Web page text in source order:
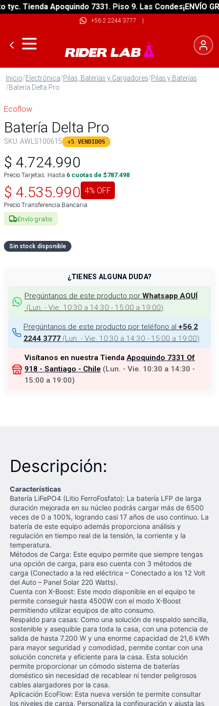
Tienda Apoquindo 7331. Piso 9. Las Condes¡ENVÍO
+56 2 2244 3777 |
Inicio/Electrónica/Pilas, Baterías y Cargadores/Pilas y Baterías
/Batería Delta Pro
Ecoflow
Batería Delta Pro
SKU: AWLS100615 +5 VENDIDOS
$ 4.724.990
Precio Tarjetas: Hasta 6 cuotas de $787.498
$ 4.535.990 4% OFF
Precio Transferencia Bancaria
Envío gratis
Sin stock disponible
¿TIENES ALGUNA DUDA?
Pregúntanos de este producto por Whatsapp AQUÍ
(Lun. - Vie. 10:30 a 14:30 - 15:00 a 19:00)
Pregúntanos de este producto por teléfono al +56 2
2244 3777 (Lun. - Vie. 10:30 a 14:30 - 15:00 a 19:00)
Visítanos en nuestra Tienda Apoquindo 7331 Of
918 - Santiago - Chile (Lun. - Vie. 10:30 a 14:30 -
15:00 a 19:00)
Descripción:
Características
Batería LiFePO4 (Litio FerroFosfato): La batería LFP de larga
duración mejorada en su núcleo podrás cargar más de 6500
veces de 0 a 100%, logrando casi 17 años de uso continuo. La
batería de este equipo además proporciona análisis y
regulación en tiempo real de la tensión, la corriente y la
temperatura.
Métodos de Carga: Este equipo permite que siempre tengas
una opción de carga, para eso cuenta con 3 métodos de
carga (Conectado a la red eléctrica – Conectado a los 12 Volt
del Auto – Panel Solar 220 Watts).
Cuenta con X-Boost: Este modo disponible en el equipo te
permite conseguir hasta 4500W con el modo X-Boost
permitiendo utilizar equipos de alto consumo.
Respaldo para casas: Como una solución de respaldo sencilla,
sostenible y asequible para toda la casa, con una potencia de
salida de hasta 7.200 W y una enorme capacidad de 21,6 kWh
para mayor seguridad y comodidad, permite contar con una
solución concreta y eficiente para la casa. Esta solución
permite proporcionar un cómodo sistema de baterías
doméstico sin necesidad de recablear ni tender peligrosos
cables alargadores por la casa.
Aplicación EcoFlow: Esta nueva versión te permite consultar
los niveles de carga, Personaliza la configuración y ajusta las